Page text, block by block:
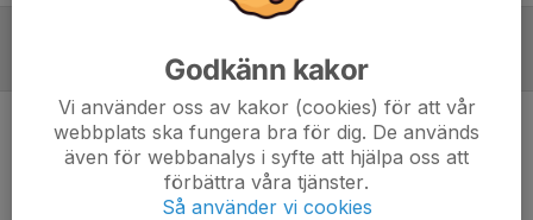
Inget referat skrivet
Godkänn kakor
Vi använder oss av kakor (cookies) för att vår
webbplats ska fungera bra för dig. De används
även för webbanalys i syfte att hjälpa oss att
förbättra våra tjänster.
Så använder vi cookies